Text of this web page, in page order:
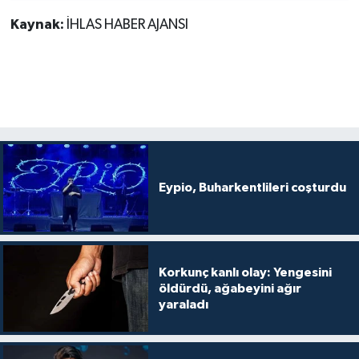
Kaynak: İHLAS HABER AJANSI
Eypio, Buharkentlileri coşturdu
Korkunç kanlı olay: Yengesini
öldürdü, ağabeyini ağır
yaraladı